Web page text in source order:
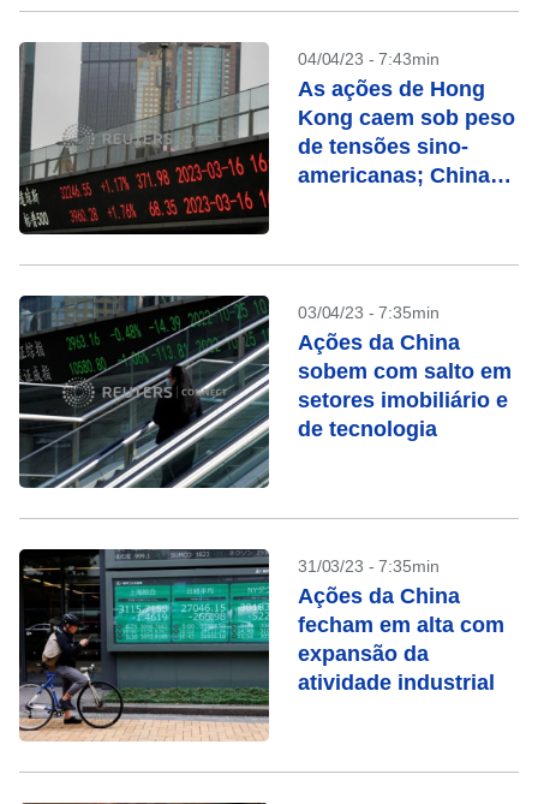
04/04/23 - 7:43min
As ações de Hong
Kong caem sob peso
de tensões sino-
americanas; China
03/04/23 - 7:35min
Ações da China
sobem com salto em
setores imobiliário e
de tecnologia
31/03/23 - 7:35min
Ações da China
fecham em alta com
expansão da
atividade industrial